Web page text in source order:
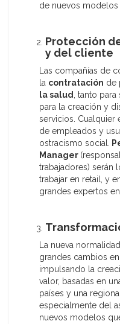
de nuevos
Protección
y del cliente
Las compañías de
la contratación de
la salud, tanto
para la creación y
servicios.
de empleados y
ostracismo social.
Manager
trabajadores) serán
trabajar en retail, y
grandes expertos
La nueva
grandes cambios
impulsando la
valor, basadas en
países y una
especialmente del
nuevos modelos